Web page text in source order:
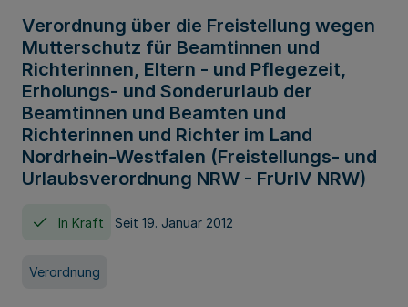
Verordnung über die Freistellung wegen
Mutterschutz für Beamtinnen und
Richterinnen, Eltern - und Pflegezeit,
Erholungs- und Sonderurlaub der
Beamtinnen und Beamten und
Richterinnen und Richter im Land
Nordrhein-Westfalen (Freistellungs- und
Urlaubsverordnung NRW - FrUrlV NRW)
In Kraft Seit 19. Januar 2012
Verordnung